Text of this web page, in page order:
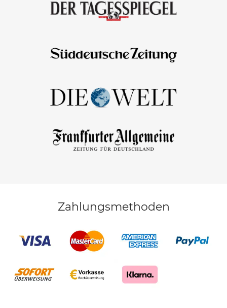
Zahlungsmethoden